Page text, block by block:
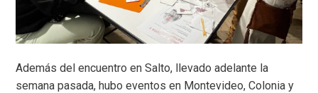
Además del encuentro en Salto, llevado adelante la
semana pasada, hubo eventos en Montevideo, Colonia y